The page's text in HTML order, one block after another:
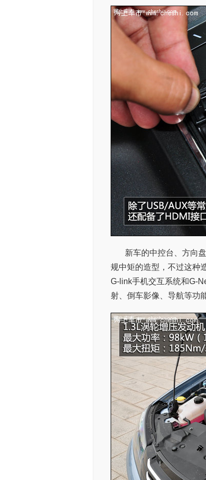
新车的中控台、方向
规中矩的造型，不过这种
G-link手机交互系统和G-
射、倒车影像、导航等功